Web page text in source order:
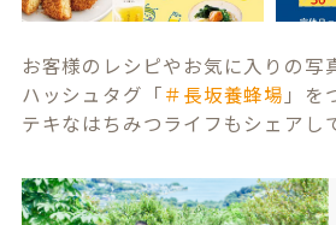
お客様のレシピやお気に入りの写
ハッシュタグ「＃長坂養蜂場 」を
テキなはちみつライフもシェアし